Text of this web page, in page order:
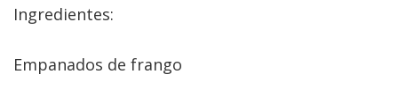
Ingredientes:
Empanados de frango